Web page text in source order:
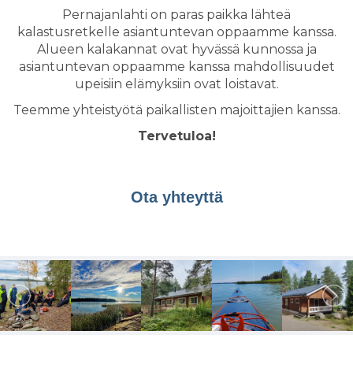
Pernajanlahti on paras paikka lähteä
kalastusretkelle asiantuntevan oppaamme kanssa.
Alueen kalakannat ovat hyvässä kunnossa ja
asiantuntevan oppaamme kanssa mahdollisuudet
upeisiin elämyksiin ovat loistavat.
Teemme yhteistyötä paikallisten majoittajien kanssa.
Tervetuloa!
Ota yhteyttä